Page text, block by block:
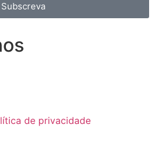
Subscreva
de privacidade